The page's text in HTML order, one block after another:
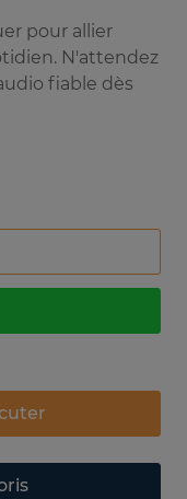
pour allier
N'attendez
fiable dès